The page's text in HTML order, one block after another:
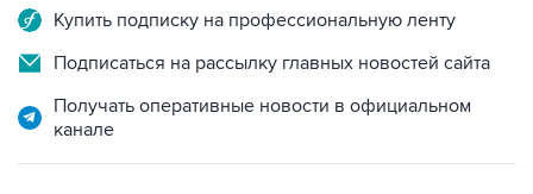
Подписаться на рассылку главных новостей сайта
Получать оперативные новости в официальном
НОВОСТИ ПО ТЕМЕ